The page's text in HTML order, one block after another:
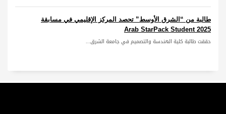
طالبة من “الشرق الأوسط” تحصد المركز الإقليمي في مسابقة
Arab StarPack Student 2025
حققت طالبة كلية الهندسة والتصميم في جامعة الشرق...